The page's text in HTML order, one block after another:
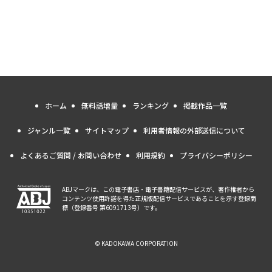
ホーム 無料話増量 ランキング 掲載作品一覧
ジャンル一覧 サイトマップ 利用者情報の外部送信について
よくあるご質問 / お問い合わせ 利用規約 プライバシーポリシー
ABJマークは、この電子書店・電子書籍配信サービスが、著作権者から
コンテンツ使用許諾を得た正規版配信サービスであることを示す登録商
標（登録番号 第6091713号）です。
© KADOKAWA CORPORATION